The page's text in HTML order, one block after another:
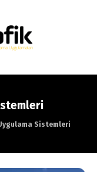
Sistemleri